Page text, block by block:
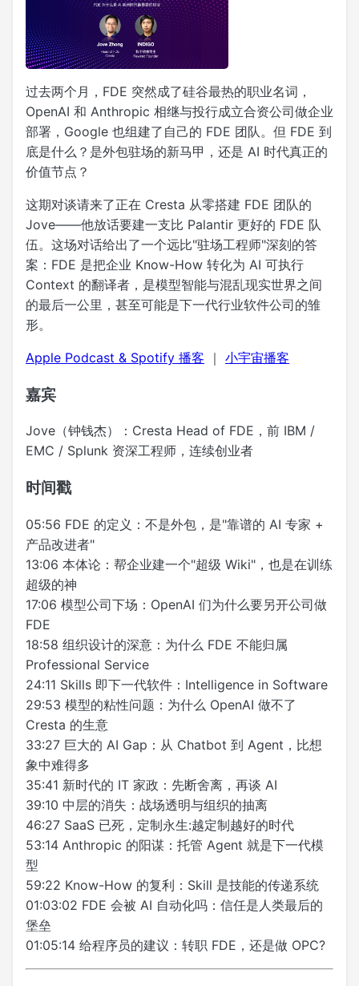
过去两个月，FDE 突然成了硅谷最热的职业名词，
OpenAI 和 Anthropic 相继与投行成立合资公司做企业
部署，Google 也组建了自己的 FDE 团队。但 FDE 到
底是什么？是外包驻场的新马甲，还是 AI 时代真正的
价值节点？
这期对谈请来了正在 Cresta 从零搭建 FDE 团队的
Jove——他放话要建一支比 Palantir 更好的 FDE 队
伍。这场对话给出了一个远比"驻场工程师"深刻的答
案：FDE 是把企业 Know-How 转化为 AI 可执行
Context 的翻译者，是模型智能与混乱现实世界之间
的最后一公里，甚至可能是下一代行业软件公司的雏
形。
Apple Podcast & Spotify 播客 ｜ 小宇宙播客
嘉宾
Jove（钟钱杰）：Cresta Head of FDE，前 IBM /
EMC / Splunk 资深工程师，连续创业者
时间戳
05:56 FDE 的定义：不是外包，是"靠谱的 AI 专家 +
产品改进者"
13:06 本体论：帮企业建一个"超级 Wiki"，也是在训练
超级的神
17:06 模型公司下场：OpenAI 们为什么要另开公司做
FDE
18:58 组织设计的深意：为什么 FDE 不能归属
Professional Service
24:11 Skills 即下一代软件：Intelligence in Software
29:53 模型的粘性问题：为什么 OpenAI 做不了
Cresta 的生意
33:27 巨大的 AI Gap：从 Chatbot 到 Agent，比想
象中难得多
35:41 新时代的 IT 家政：先断舍离，再谈 AI
39:10 中层的消失：战场透明与组织的抽离
46:27 SaaS 已死，定制永生:越定制越好的时代
53:14 Anthropic 的阳谋：托管 Agent 就是下一代模
型
59:22 Know-How 的复利：Skill 是技能的传递系统
01:03:02 FDE 会被 AI 自动化吗：信任是人类最后的
堡垒
01:05:14 给程序员的建议：转职 FDE，还是做 OPC?